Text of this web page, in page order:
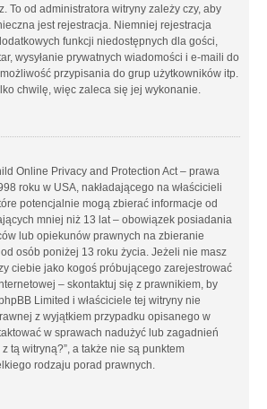
To od administratora witryny zależy czy, aby
jest rejestracja. Niemniej rejestracja
funkcji niedostępnych dla gości,
wysyłanie prywatnych wiadomości i e-maili do
przypisania do grup użytkowników itp.
chwilę, więc zaleca się jej wykonanie.
Online Privacy and Protection Act – prawa
roku w USA, nakładającego na właścicieli
potencjalnie mogą zbierać informacje od
mniej niż 13 lat – obowiązek posiadania
lub opiekunów prawnych na zbieranie
osób poniżej 13 roku życia. Jeżeli nie masz
ciebie jako kogoś próbującego zarejestrować
– skontaktuj się z prawnikiem, by
Limited i właściciele tej witryny nie
z wyjątkiem przypadku opisanego w
w sprawach nadużyć lub zagadnień
tą witryną?”, a także nie są punktem
rodzaju porad prawnych.